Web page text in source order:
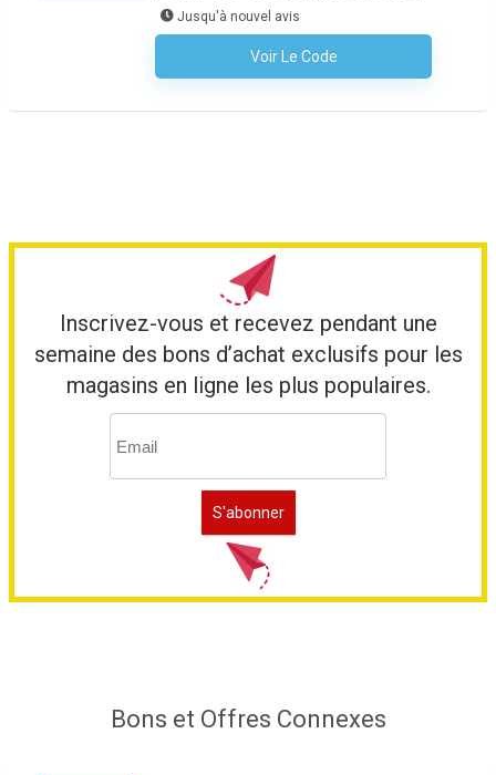
Jusqu'à nouvel avis
Voir Le Code
Aucun Code N'est Nécessaire
Inscrivez-vous et recevez pendant une
semaine des bons d’achat exclusifs pour les
magasins en ligne les plus populaires.
Bons et Offres Connexes